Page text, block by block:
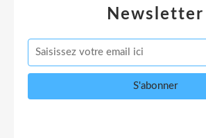
Newsletter